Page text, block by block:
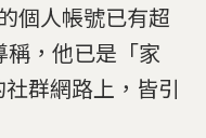
個人帳號已有超
，他已是「家
群網路上，皆引